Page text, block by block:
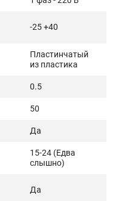
-25 +40
Пластинчатый
из пластика
0.5
50
Да
15-24 (Едва
слышно)
Да